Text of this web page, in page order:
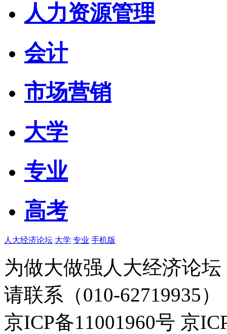
人力资源管理
会计
市场营销
大学
专业
高考
人大经济论坛 大学 专业 手机版
为做大做强人大经济论
请联系（010-62719935）
京ICP备11001960号 京